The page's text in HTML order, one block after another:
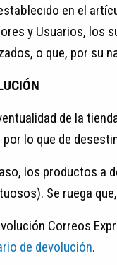
en el
y Usuarios, los
o que, por su
de la
por lo que de
los productos a
Se ruega
Correos
de devolución.